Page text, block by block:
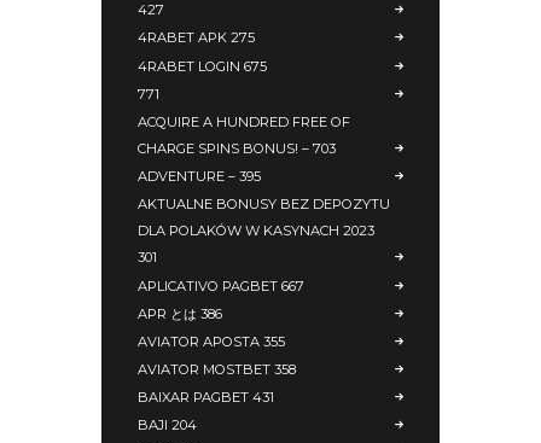
427
4RABET APK 275
4RABET LOGIN 675
771
ACQUIRE A HUNDRED FREE OF
CHARGE SPINS BONUS! – 703
ADVENTURE – 395
AKTUALNE BONUSY BEZ DEPOZYTU
DLA POLAKÓW W KASYNACH 2023
301
APLICATIVO PAGBET 667
APR とは 386
AVIATOR APOSTA 355
AVIATOR MOSTBET 358
BAIXAR PAGBET 431
BAJI 204